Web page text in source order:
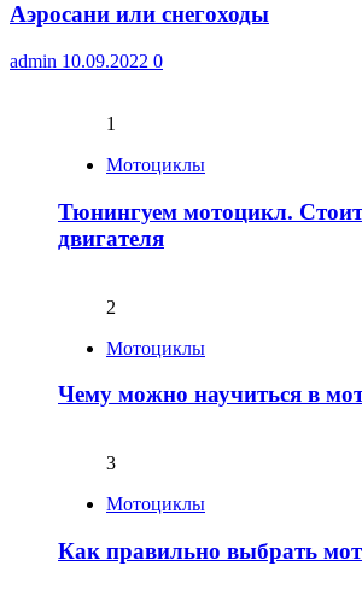
Аэросани или снегоходы
admin 10.09.2022 0
1
Мотоциклы
Тюнингуем мотоцикл.
двигателя
2
Мотоциклы
Чему можно научиться в
3
Мотоциклы
Как правильно выбрать